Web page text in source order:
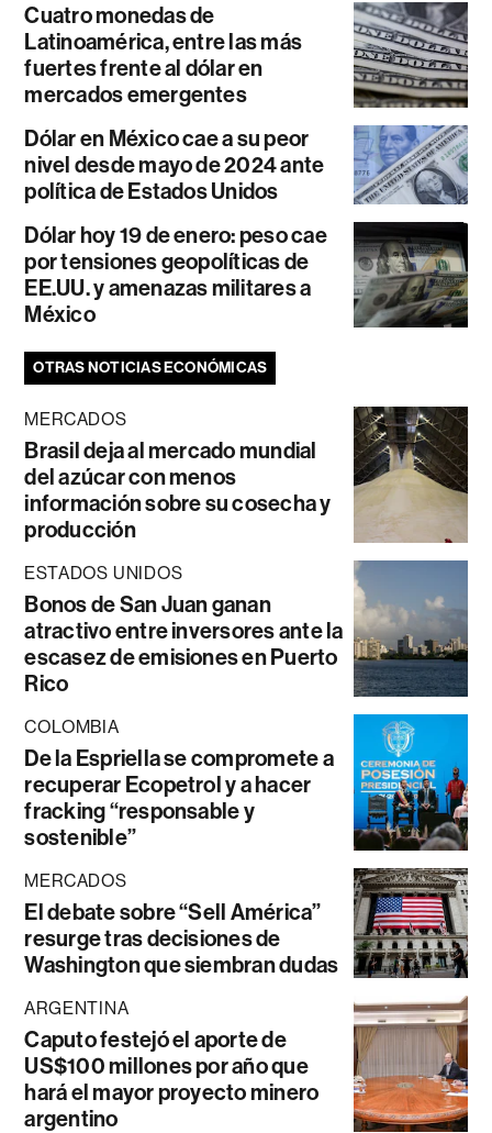
Cuatro monedas de
Latinoamérica, entre las más
fuertes frente al dólar en
mercados emergentes
Dólar en México cae a su peor
nivel desde mayo de 2024 ante
política de Estados Unidos
Dólar hoy 19 de enero: peso cae
por tensiones geopolíticas de
EE.UU. y amenazas militares a
México
OTRAS NOTICIAS ECONÓMICAS
MERCADOS
Brasil deja al mercado mundial
del azúcar con menos
información sobre su cosecha y
producción
ESTADOS UNIDOS
Bonos de San Juan ganan
atractivo entre inversores ante la
escasez de emisiones en Puerto
Rico
COLOMBIA
De la Espriella se compromete a
recuperar Ecopetrol y a hacer
fracking “responsable y
sostenible”
MERCADOS
El debate sobre “Sell América”
resurge tras decisiones de
Washington que siembran dudas
ARGENTINA
Caputo festejó el aporte de
US$100 millones por año que
hará el mayor proyecto minero
argentino